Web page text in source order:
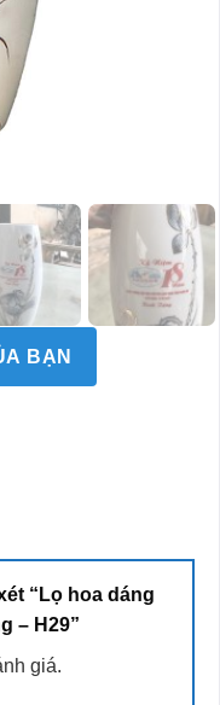
BẠN
“Lọ hoa dáng
– H29”
giá.